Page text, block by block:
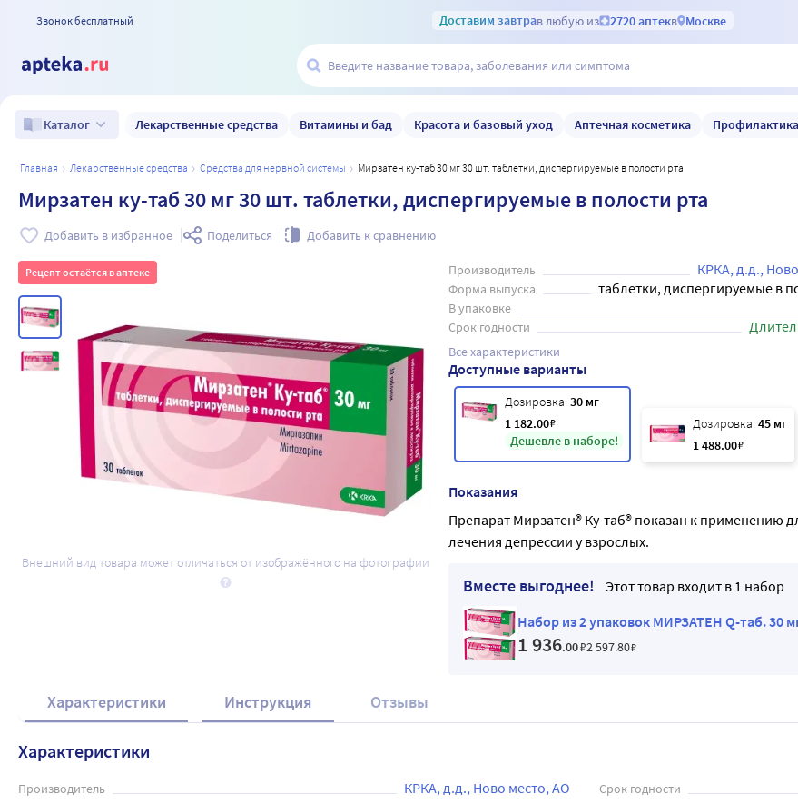
Звонок бесплатный Доставим завтрав любую из 2720 аптекв Москве
Каталог Лекарственные средства Витамины и бад Красота и базовый уход Аптечная косметика
главная лекарственные средства средства для нервной системы Мирзатен ку-таб 30 мг 30 шт. таблетки, диспергируемые в полости рта
Мирзатен ку-таб 30 мг 30 шт. таблетки, диспергируемые в полости рта
Добавить в избранное Поделиться Добавить к сравнению
Рецепт остаётся в аптеке
Внешний вид товара может отличаться от изображённого на фотографии
Производитель КРКА, д.д.,
Форма выпуска таблетки, диспергируемые в
В упаковке
Срок годности
Все характеристики
Доступные варианты
Дозировка: 30 мг
1 182.00₽
Дешевле в наборе!
Дозировка: 45 мг
1 488.00₽
Показания
Препарат Мирзатен® Ку-таб® показан к применению
лечения депрессии у взрослых.
Вместе выгоднее!
Этот товар входит в 1 набор
Набор из 2 упаковок МИРЗАТЕН Q-таб. 30
1 936.00₽2 597.80₽
Характеристики Инструкция Отзывы
Характеристики
Производитель КРКА, д.д., Ново место, АО Срок годности